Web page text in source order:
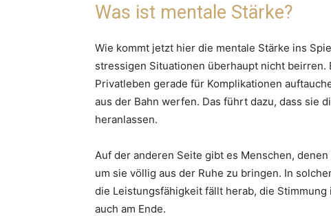
Was ist mentale Stärke?
Wie kommt jetzt hier die mentale Stärke ins
stressigen Situationen überhaupt nicht
Privatleben gerade für Komplikationen
aus der Bahn werfen. Das führt dazu, dass sie
heranlassen.
Auf der anderen Seite gibt es Menschen,
um sie völlig aus der Ruhe zu bringen. In
die Leistungsfähigkeit fällt herab, die
auch am Ende.